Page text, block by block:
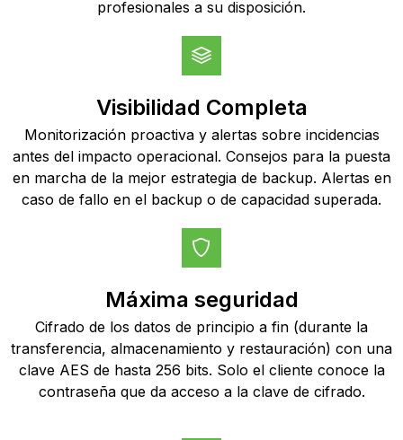
profesionales a su disposición.
Visibilidad Completa
Monitorización proactiva y alertas sobre incidencias
antes del impacto operacional. Consejos para la puesta
en marcha de la mejor estrategia de backup. Alertas en
caso de fallo en el backup o de capacidad superada.
Máxima seguridad
Cifrado de los datos de principio a fin (durante la
transferencia, almacenamiento y restauración) con una
clave AES de hasta 256 bits. Solo el cliente conoce la
contraseña que da acceso a la clave de cifrado.